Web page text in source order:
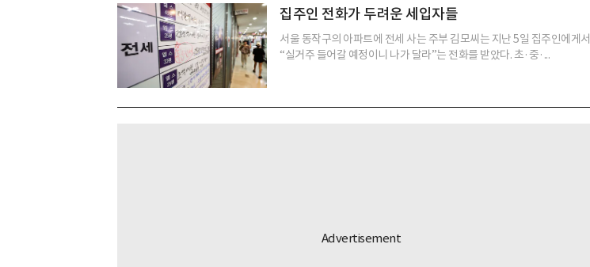
집주인 전화가 두려운 세입자들
서울 동작구의 아파트에 전세 사는 주부 김모씨는 지난 5일 집주인에게서
“실거주 들어갈 예정이니 나가 달라”는 전화를 받았다. 초·중·...